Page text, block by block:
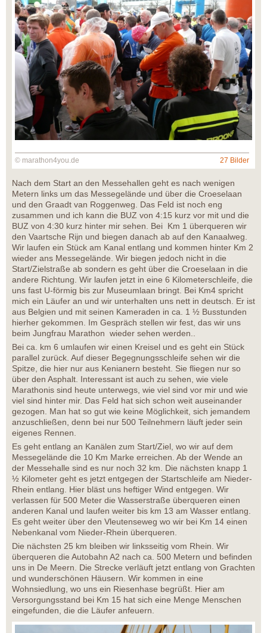
© marathon4you.de 27 Bilder
Nach dem Start an den Messehallen geht es nach wenigen
Metern links um das Messegelände und über die Croeselaan
und den Graadt van Roggenweg. Das Feld ist noch eng
zusammen und ich kann die BUZ von 4:15 kurz vor mit und die
BUZ von 4:30 kurz hinter mir sehen. Bei Km 1 überqueren wir
den Vaartsche Rijn und biegen danach ab auf den Kanaalweg.
Wir laufen ein Stück am Kanal entlang und kommen hinter Km 2
wieder ans Messegelände. Wir biegen jedoch nicht in die
Start/Zielstraße ab sondern es geht über die Croeselaan in die
andere Richtung. Wir laufen jetzt in eine 6 Kilometerschleife, die
uns fast U-förmig bis zur Museumlaan bringt. Bei Km4 spricht
mich ein Läufer an und wir unterhalten uns nett in deutsch. Er ist
aus Belgien und mit seinen Kameraden in ca. 1 ½ Busstunden
hierher gekommen. Im Gespräch stellen wir fest, das wir uns
beim Jungfrau Marathon wieder sehen werden..
Bei ca. km 6 umlaufen wir einen Kreisel und es geht ein Stück
parallel zurück. Auf dieser Begegnungsschleife sehen wir die
Spitze, die hier nur aus Kenianern besteht. Sie fliegen nur so
über den Asphalt. Interessant ist auch zu sehen, wie viele
Marathonis sind heute unterwegs, wie viel sind vor mir und wie
viel sind hinter mir. Das Feld hat sich schon weit auseinander
gezogen. Man hat so gut wie keine Möglichkeit, sich jemandem
anzuschließen, denn bei nur 500 Teilnehmern läuft jeder sein
eigenes Rennen.
Es geht entlang an Kanälen zum Start/Ziel, wo wir auf dem
Messegelände die 10 Km Marke erreichen. Ab der Wende an
der Messehalle sind es nur noch 32 km. Die nächsten knapp 1
½ Kilometer geht es jetzt entgegen der Startschleife am Nieder-
Rhein entlang. Hier bläst uns heftiger Wind entgegen. Wir
verlassen für 500 Meter die Wasserstraße überqueren einen
anderen Kanal und laufen weiter bis km 13 am Wasser entlang.
Es geht weiter über den Vleutenseweg wo wir bei Km 14 einen
Nebenkanal vom Nieder-Rhein überqueren.
Die nächsten 25 km bleiben wir linksseitig vom Rhein. Wir
überqueren die Autobahn A2 nach ca. 500 Metern und befinden
uns in De Meern. Die Strecke verläuft jetzt entlang von Grachten
und wunderschönen Häusern. Wir kommen in eine
Wohnsiedlung, wo uns ein Riesenhase begrüßt. Hier am
Versorgungsstand bei Km 15 hat sich eine Menge Menschen
eingefunden, die die Läufer anfeuern.